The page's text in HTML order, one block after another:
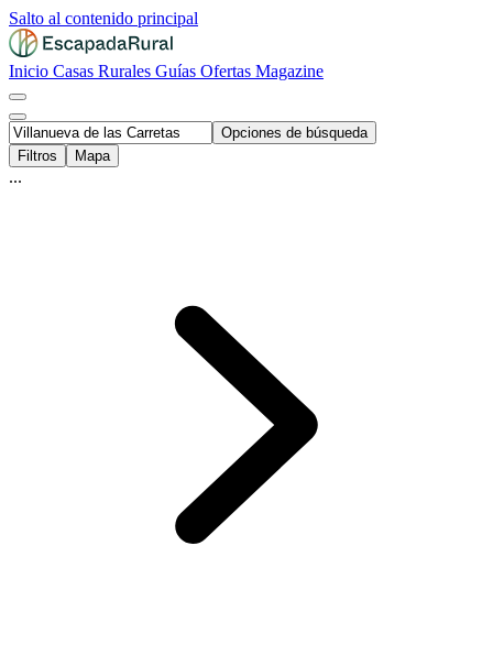
Salto al contenido principal
Inicio Casas Rurales Guías Ofertas Magazine
Opciones de búsqueda
Filtros
Mapa
...